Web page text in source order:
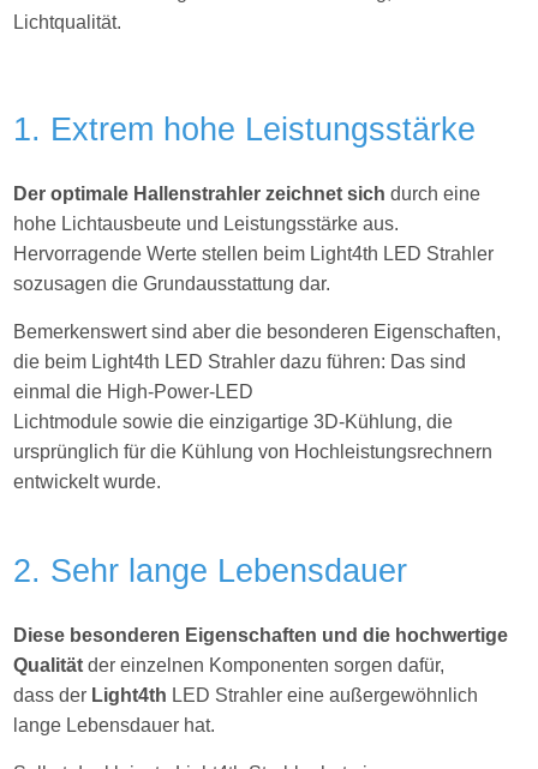
Lichtqualität.
1. Extrem hohe Leistungsstärke
Der optimale Hallenstrahler zeichnet sichdurch eine
hohe Lichtausbeute und Leistungsstärke aus.
Hervorragende Werte stellen beim Light4th LED Strahler
sozusagen die Grundausstattung dar.
Bemerkenswert sind aber die besonderen Eigenschaften,
die beim Light4th LED Strahler dazu führen: Das sind
einmal die High-Power-LED
Lichtmodule sowie die einzigartige 3D-Kühlung, die
ursprünglich für die Kühlung von Hochleistungsrechnern
entwickelt wurde.
2. Sehr lange Lebensdauer
Diese besonderen Eigenschaften und die hochwertige
Qualität der einzelnen Komponenten sorgen dafür,
dass der Light4th LED Strahler eine außergewöhnlich
lange Lebensdauer hat.